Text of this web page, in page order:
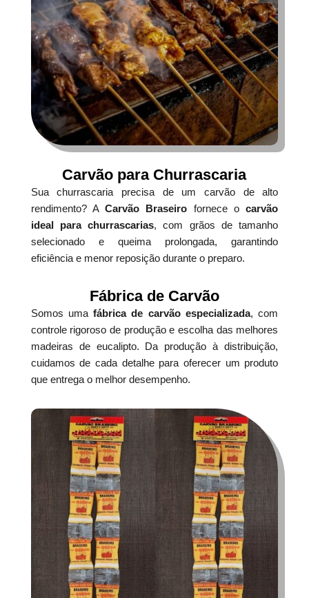
Carvão para Churrascaria
Sua churrascaria precisa de um carvão de alto
rendimento? ACarvão Braseiro fornece ocarvão
ideal para churrascarias, com grãos de tamanho
selecionado e queima prolongada, garantindo
eficiência e menor reposição durante o preparo.
Fábrica de Carvão
Somos umafábrica de carvão especializada, com
controle rigoroso de produção e escolha das melhores
madeiras de eucalipto. Da produção à distribuição,
cuidamos de cada detalhe para oferecer um produto
que entrega o melhor desempenho.